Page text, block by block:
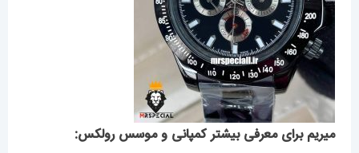
میریم برای معرفی بیشتر کمپانی و موسس رولکس: